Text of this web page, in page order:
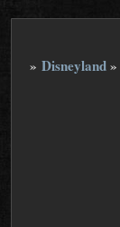
» Disneyland»